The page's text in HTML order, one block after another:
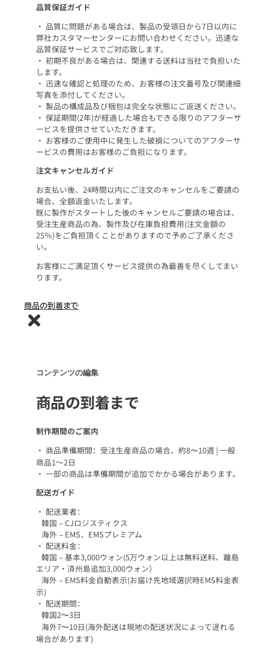
品質保証ガイド
• 品質に問題がある場合は、製品の受領日から7日以内に
弊社カスタマーセンターにお問い合わせください。迅速な
品質保証サービスでご対応致します。
• 初期不良がある場合は、関連する送料は当社で負担いた
します。
• 迅速な確認と処理のため、お客様の注文番号及び関連細
写真を添付してください。
• 製品の構成品及び梱包は完全な状態にご返送ください。
• 保証期間(2年)が経過した場合もできる限りのアフターサ
ービスを提供させていただきます。
• お客様のご使用中に発生した破損についてのアフターサ
ービスの費用はお客様のご負担になります。
注文キャンセルガイド
お支払い後、24時間以内にご注文のキャンセルをご要請の
場合、全額返金いたします。
既に製作がスタートした後のキャンセルご要請の場合は、
受注生産商品の為、製作及び在庫負担費用(注文金額の
25％)をご負担頂くことがありますので予めご了承くださ
い。
お客様にご満足頂くサービス提供の為最善を尽くしてまい
ります。
商品の到着まで
コンテンツの編集
商品の到着まで
制作期間のご案内
• 商品準備期間：受注生産商品の場合、約8〜10週 | 一般
商品1～2日
• 一部の商品は準備期間が追加でかかる場合があります。
配送ガイド
• 配送業者：
韓国 – CJロジスティクス
海外 – EMS、EMSプレミアム
• 配送料金：
韓国 – 基本3,000ウォン(5万ウォン以上は無料送料、離島
エリア・済州島追加3,000ウォン）
海外 – EMS料金自動表示(お届け先地域選択時EMS料金表
示)
• 配送期間：
韓国2〜3日
海外7〜10日(海外配送は現地の配送状況によって遅れる
場合があります)